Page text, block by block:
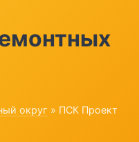
округ » ПСК Проект